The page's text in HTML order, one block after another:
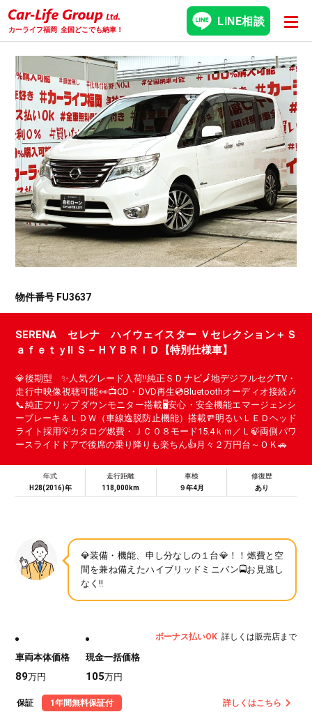
カーライフ福岡 全国どこでも納車！
LINE相談
物件番号 FU3637
SERENA セレナ ハイウェイスター Ｖセレクション＋Ｓ
ａｆｅｔｙⅡ Ｓ－ＨＹＢＲＩＤ【特別仕様車】
💎後期型 ✨人気グレード入荷‼️純正ＳＤナビ🗾地デジフルセグTV・
走行中映像視聴可能👀📺CD・DVD再生💿Bluetoothオーディオ接続🎶
📞純正フリップダウンモニター搭載🖥️安心・安全機能エマージェンシ
ーブレーキ＆ＬＤＷ（車線逸脱防止機能）搭載🚥明るいＬＥＤヘッド
ライト採用💡カタログ燃費・ＪＣ０８モード15.4ｋｍ／Ｌ🍃両側パワ
ースライドドアで後席の乗り降りも楽ちん👍月々２万円台～ＯＫ🚗
年式
H28(2016)年
走行距離
118,000km
車検
９年4月
修復歴
あり
💎装備・機能、申し分なしの１台💎！！燃費と空
間を兼ね備えたハイブリッドミニバン🚍お見逃し
なく‼️
車両本体価格
89万円
現金一括価格
105万円
ボーナス払いOK 詳しくは販売店まで
保証 1年間無料保証付 詳しくはこちら